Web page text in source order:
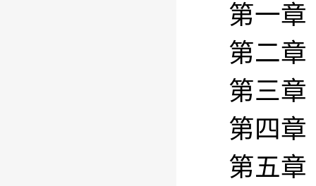
第一章
第二章
第三章
第四章
第五章